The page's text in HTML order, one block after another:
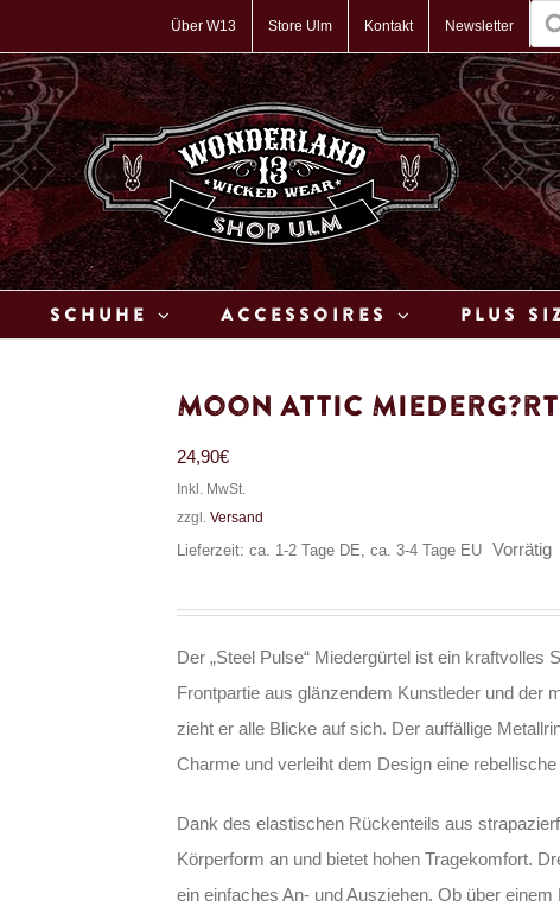
Über W13 Store Ulm Kontakt Newsletter
Schuhe Accessoires Plus
Moon Attic
24,90€
Inkl. MwSt.
zzgl. Versand
Lieferzeit: ca. 1-2 Tage DE, ca. 3-4 Tage EU
Vorrätig
Der „Steel Pulse“ Miedergürtel ist ein
Frontpartie aus glänzendem Kunstleder und der
zieht er alle Blicke auf sich. Der auffällige
Charme und verleiht dem Design eine rebellische
Dank des elastischen Rückenteils aus
Körperform an und bietet hohen Tragekomfort.
ein einfaches An- und Ausziehen. Ob über